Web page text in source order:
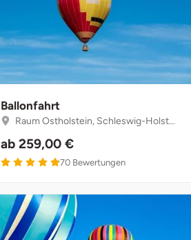
Ballonfahrt
Raum Ostholstein, Schleswig-Holstein
ab 259,00 €
4.9 von 5
70 Bewertungen